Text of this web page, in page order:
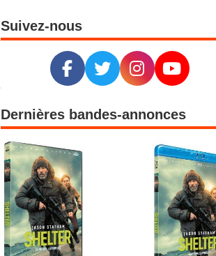
Suivez-nous
Dernières bandes-annonces